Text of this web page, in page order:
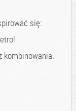
się:
kombinowania.